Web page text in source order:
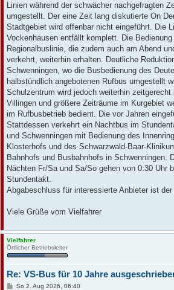
Linien während der schwächer nachgefragten
umgestellt. Der eine Zeit lang diskutierte On
Stadtgebiet wird offenbar nicht eingeführt. Die
Vockenhausen entfällt komplett. Die
Regionalbuslinie, die zudem auch am Abend
verkehrt, weiterhin erhalten. Deutliche
Schwenningen, wo die Busbedienung des
halbstündlich angebotenen Rufbus umgestellt
Schulzentrum wird jedoch weiterhin zeitgerecht
Villingen und größere Zeiträume im Kurgebiet
im Rufbusbetrieb bedient. Die vor Jahren
Stattdessen verkehrt ein Nachtbus im
und Schwenningen mit Bedienung des
Klosterhofs und des Schwarzwald-Baar-
Bahnhofs und Busbahnhofs in Schwenningen.
Nächten Fr/Sa und Sa/So gehen von 0:30 Uhr
Stundentakt.
Abgabeschluss für interessierte Anbieter ist der
Viele Grüße vom Vielfahrer
Vielfahrer
Örtlicher Betriebsleiter
Re: VS-Bus für 10 Jahre
BSo 2. Aug 2026, 06:40